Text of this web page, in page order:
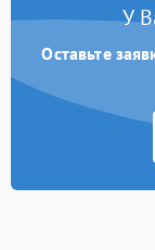
У
Оставьте